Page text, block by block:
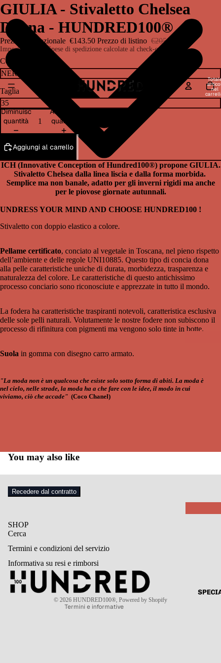
AR
nel
0
Apri
immagine
a
schermo
intero
Apri
immagine
a
schermo
intero
Apri
immagine
a
schermo
intero
Apri
immagine
a
schermo
intero
Apri
immagine
a
schermo
intero
GIULIA - Stivaletto Chelsea
Donna - HUNDRED100®
Prezzo promozionale €143.50 Prezzo di listino €205.00
Imposte incluse. Spese di spedizione calcolate al check-out.
Colore
Taglia
Diminuisci
quantità
Aumenta
quantità
Aggiungi al carrello
ICH (Innovative Conception of Hundred100®) propone GIULIA.
Stivaletto Chelsea dalla linea liscia e dalla forma morbida.
Semplice ma non banale, adatto per gli inverni rigidi ma anche
per le piovose giornate autunnali.
UNDRESS YOUR MIND AND CHOOSE HUNDRED100 !
Stivaletto con doppio elastico a colore.
Pellame certificato, conciato al vegetale in Toscana, nel pieno rispetto
dell’ambiente e delle regole UNI10885. Questo tipo di concia dona
alla pelle caratteristiche uniche di durata, morbidezza, trasparenza e
naturalezza del colore. Le caratteristiche di questo antichissimo
processo conciario sono riconosciute e apprezzate in tutto il mondo.
La fodera ha caratteristiche traspiranti notevoli, caratteristica esclusiva
delle sole pelli naturali. Volutamente le nostre fodere non subiscono il
processo di rifinitura con pigmenti ma vengono solo tinte in botte.
Suola in gomma con disegno carro armato.
"La moda non è un qualcosa che esiste solo sotto forma di abiti. La moda è
nel cielo, nelle strade, la moda ha a che fare con le idee, il modo in cui
viviamo, ciò che accade" (Coco Chanel)
You may also like
Recedere dal contratto
SHOP
Cerca
Termini e condizioni del servizio
Informativa su resi e rimborsi
© 2026 HUNDRED100®, Powered by Shopify
Termini e informative
Informativa sulla privacy
Termini e condizioni del servizio
Informativa sulle spedizioni
Informativa legale